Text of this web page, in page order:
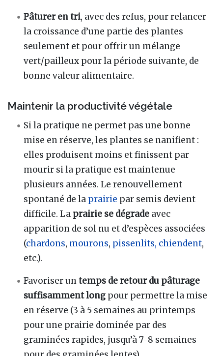
Pâturer en tri, avec des refus, pour relancer
la croissance d’une partie des plantes
seulement et pour offrir un mélange
vert/pailleux pour la période suivante, de
bonne valeur alimentaire.
Maintenir la productivité végétale
Si la pratique ne permet pas une bonne
mise en réserve, les plantes se nanifient :
elles produisent moins et finissent par
mourir si la pratique est maintenue
plusieurs années. Le renouvellement
spontané de la prairie par semis devient
difficile. La prairie se dégrade avec
apparition de sol nu et d’espèces associées
(chardons, mourons, pissenlits, chiendent,
etc.).
Favoriser untemps de retour du pâturage
suffisamment long pour permettre la mise
en réserve (3 à 5 semaines au printemps
pour une prairie dominée par des
graminées rapides, jusqu’à 7-8 semaines